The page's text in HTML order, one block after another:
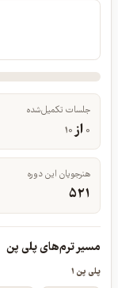
جلسات تکمیل‌شده
۰از۱۰
هنرجویان این دوره
۵۲۱
مسیر ترم‌های پلی پن